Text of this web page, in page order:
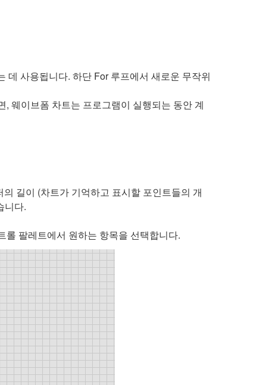
데 사용됩니다. 하단 For 루프에서 새로운 무작위
웨이브폼 차트는 프로그램이 실행되는 동안 계
길이 (차트가 기억하고 표시할 포인트들의 개
니다.
팔레트에서 원하는 항목을 선택합니다.